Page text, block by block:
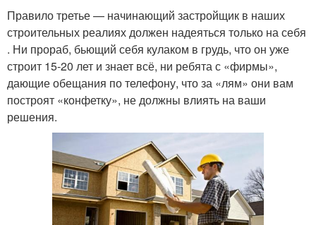
Правило третье — начинающий застройщик в наших
строительных реалиях должен надеяться только на себя
. Ни прораб, бьющий себя кулаком в грудь, что он уже
строит 15-20 лет и знает всё, ни ребята с «фирмы»,
дающие обещания по телефону, что за «лям» они вам
построят «конфетку», не должны влиять на ваши
решения.